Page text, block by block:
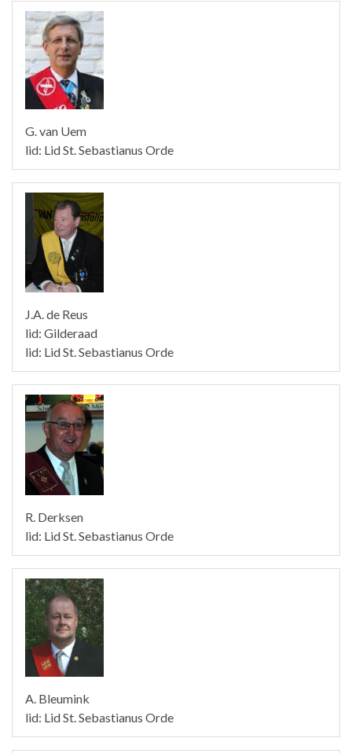
G. van Uem
lid: Lid St. Sebastianus Orde
J.A. de Reus
lid: Gilderaad
lid: Lid St. Sebastianus Orde
R. Derksen
lid: Lid St. Sebastianus Orde
A. Bleumink
lid: Lid St. Sebastianus Orde